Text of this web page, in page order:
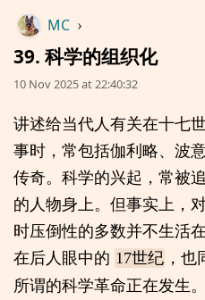
MC ›
39. 科学的组织化
10 Nov 2025 at 22:40:32
讲述给当代人有关在十七
事时，常包括伽利略、波
传奇。科学的兴起，常被
的人物身上。但事实上，
时压倒性的多数并不生活
在后人眼中的 17世纪 ，
所谓的科学革命正在发生